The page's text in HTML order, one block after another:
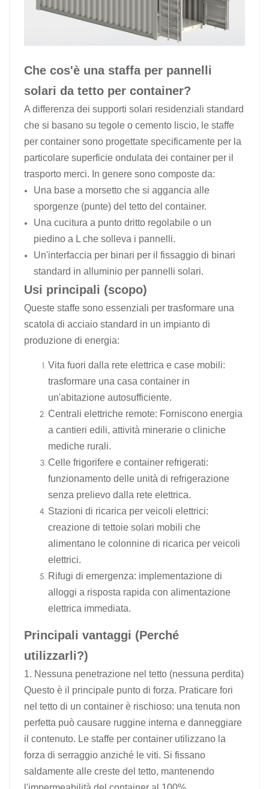
Che cos'è una staffa per pannelli
solari da tetto per container?
A differenza dei supporti solari residenziali standard
che si basano su tegole o cemento liscio, le staffe
per container sono progettate specificamente per la
particolare superficie ondulata dei container per il
trasporto merci. In genere sono composte da:
Una base a morsetto che si aggancia alle
sporgenze (punte) del tetto del container.
Una cucitura a punto dritto regolabile o un
piedino a L che solleva i pannelli.
Un'interfaccia per binari per il fissaggio di binari
standard in alluminio per pannelli solari.
Usi principali (scopo)
Queste staffe sono essenziali per trasformare una
scatola di acciaio standard in un impianto di
produzione di energia:
Vita fuori dalla rete elettrica e case mobili:
trasformare una casa container in
un'abitazione autosufficiente.
Centrali elettriche remote: Forniscono energia
a cantieri edili, attività minerarie o cliniche
mediche rurali.
Celle frigorifere e container refrigerati:
funzionamento delle unità di refrigerazione
senza prelievo dalla rete elettrica.
Stazioni di ricarica per veicoli elettrici:
creazione di tettoie solari mobili che
alimentano le colonnine di ricarica per veicoli
elettrici.
Rifugi di emergenza: implementazione di
alloggi a risposta rapida con alimentazione
elettrica immediata.
Principali vantaggi (Perché
utilizzarli?)
1. Nessuna penetrazione nel tetto (nessuna perdita)
Questo è il principale punto di forza. Praticare fori
nel tetto di un container è rischioso: una tenuta non
perfetta può causare ruggine interna e danneggiare
il contenuto. Le staffe per container utilizzano la
forza di serraggio anziché le viti. Si fissano
saldamente alle creste del tetto, mantenendo